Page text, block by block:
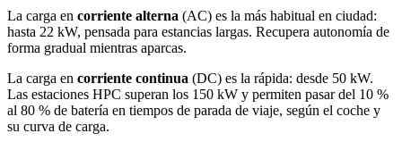
La carga en corriente alterna (AC) es la más habitual en ciudad:
hasta 22 kW, pensada para estancias largas. Recupera autonomía de
forma gradual mientras aparcas.
La carga en corriente continua (DC) es la rápida: desde 50 kW.
Las estaciones HPC superan los 150 kW y permiten pasar del 10 %
al 80 % de batería en tiempos de parada de viaje, según el coche y
su curva de carga.